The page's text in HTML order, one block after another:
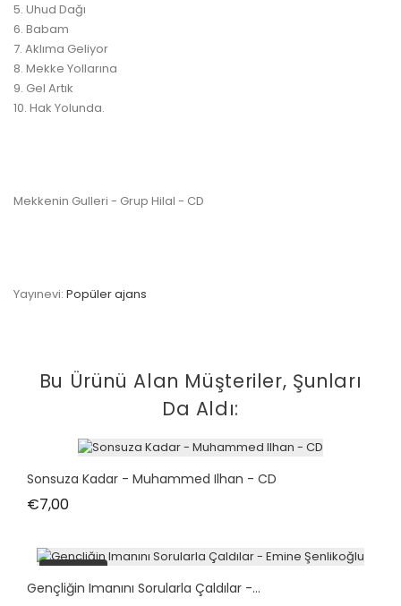
5. Uhud Dağı
6. Babam
7. Aklıma Geliyor
8. Mekke Yollarına
9. Gel Artık
10. Hak Yolunda.
Mekkenin Gulleri - Grup Hilal - CD
Yayınevi: Popüler ajans
Bu Ürünü Alan Müşteriler, Şunları
Da Aldı:
Sonsuza Kadar - Muhammed Ilhan - CD
€7,00Fiyat
tükendi
Gençliğin Imanını Sorularla Çaldılar -...